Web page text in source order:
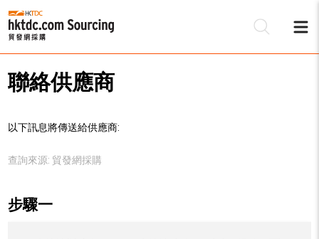
聯絡供應商
以下訊息將傳送給供應商:
查詢來源: 貿發網採購
步驟一